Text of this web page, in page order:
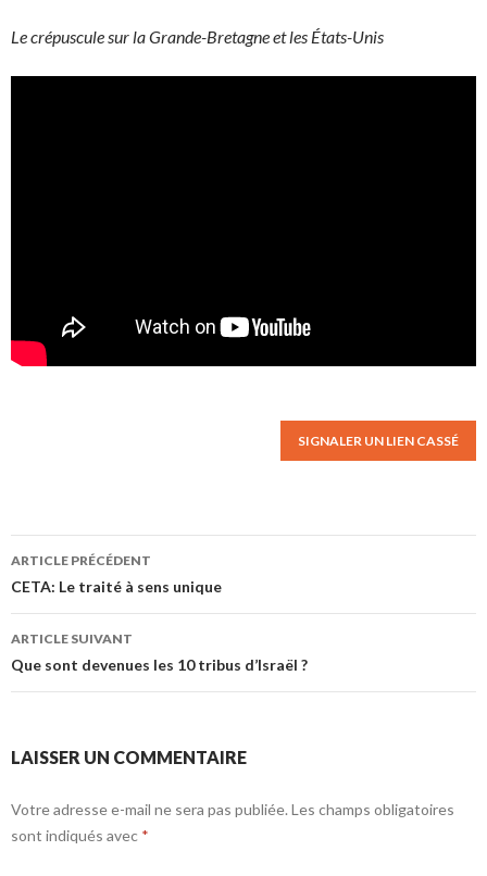
Le crépuscule sur la Grande-Bretagne et les États-Unis
SIGNALER UN LIEN CASSÉ
Navigation des articles
ARTICLE PRÉCÉDENT
CETA: Le traité à sens unique
ARTICLE SUIVANT
Que sont devenues les 10 tribus d’Israël ?
LAISSER UN COMMENTAIRE
Votre adresse e-mail ne sera pas publiée. Les champs obligatoires
sont indiqués avec *